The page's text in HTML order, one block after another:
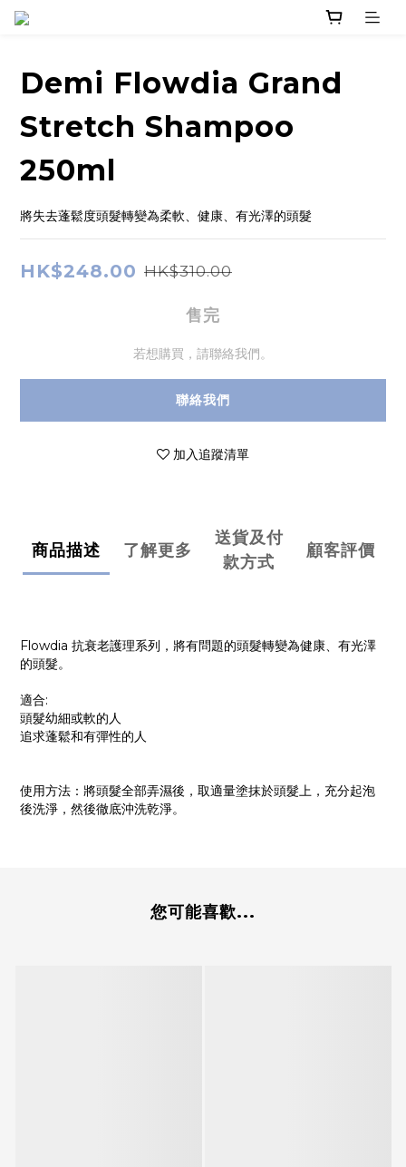
Demi Flowdia Grand
Stretch Shampoo
250ml
將失去蓬鬆度頭髮轉變為柔軟、健康、有光澤的頭髮
HK$248.00 HK$310.00
售完
若想購買，請聯絡我們。
聯絡我們
加入追蹤清單
商品描述 了解更多
送貨及付
款方式
顧客評價
Flowdia 抗衰老護理系列，將有問題的頭髮轉變為健康、有光澤
的頭髮。
適合:
頭髮幼細或軟的人
追求蓬鬆和有彈性的人
使用方法：將頭髮全部弄濕後，取適量塗抹於頭髮上，充分起泡
後洗淨，然後徹底沖洗乾淨。
您可能喜歡...